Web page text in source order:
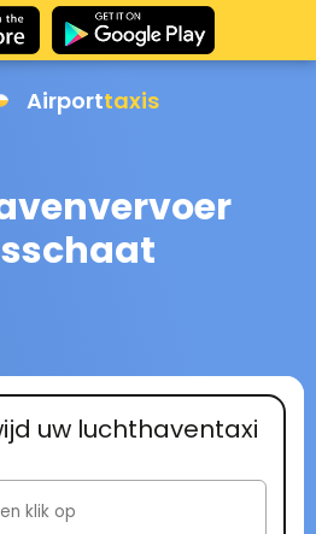
Airporttaxis
uw luchthaventaxi